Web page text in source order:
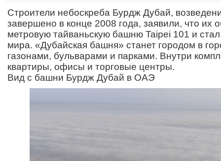
Строители небоскреба Бурдж Дубай,
завершено в конце 2008 года, заявили, что их
метровую тайваньскую башню Taipei 101 и
мира. «Дубайская башня» станет городом в
газонами, бульварами и парками. Внутри
квартиры, офисы и торговые центры.
Вид с башни Бурдж Дубай в ОАЭ